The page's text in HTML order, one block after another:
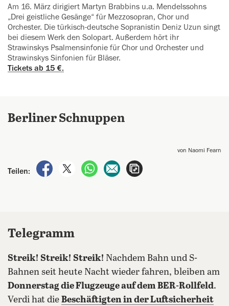
Am 16. März dirigiert Martyn Brabbins u.a. Mendelssohns
„Drei geistliche Gesänge“ für Mezzosopran, Chor und
Orchester. Die türkisch-deutsche Sopranistin Deniz Uzun singt
bei diesem Werk den Solopart. Außerdem hört ihr
Strawinskys Psalmensinfonie für Chor und Orchester und
Strawinskys Sinfonien für Bläser.
Tickets ab 15 €.
Berliner Schnuppen
von Naomi Fearn
Teilen:
auf Facebook teilen
auf X teilenper WhatsApp teilen
per E-Mail teilen
Telegramm
Streik! Streik! Streik! Nachdem Bahn und S-
Bahnen seit heute Nacht wieder fahren, bleiben am
Donnerstag die Flugzeuge auf dem BER-Rollfeld.
Verdi hat die Beschäftigten in der Luftsicherheit